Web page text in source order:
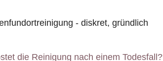
- diskret, gründlich
die Reinigung nach einem Todesfall?